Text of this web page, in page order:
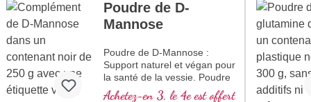
pour leurs substances
amères caractéristiques. En
lien avec les doshas* Pitta et
Kapha. Notre poudre est
d’origine naturelle, traitée en
douceur et sans aucun ajout.
Poudre de D-
Mannose
Poudre de D-Mannose :
Support naturel et végan pour
la santé de la vessie. Poudre
de D-Mannose 100 % pure,
Achetez-en 3, le 4e est offert